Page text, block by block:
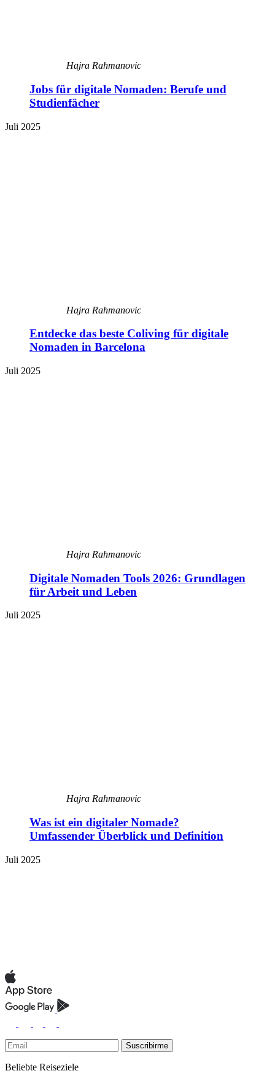
Hajra Rahmanovic
Jobs für digitale Nomaden: Berufe und
Studienfächer
Juli 2025
Hajra Rahmanovic
Entdecke das beste Coliving für digitale
Nomaden in Barcelona
Juli 2025
Hajra Rahmanovic
Digitale Nomaden Tools 2026: Grundlagen
für Arbeit und Leben
Juli 2025
Hajra Rahmanovic
Was ist ein digitaler Nomade?
Umfassender Überblick und Definition
Juli 2025
Suscribirme
Beliebte Reiseziele